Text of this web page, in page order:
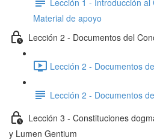
Material de apoyo
Lección 2 - Documentos del
Lección 2 - Documentos
Lección 2 - Documentos
Lección 3 - Constituciones
y Lumen Gentium